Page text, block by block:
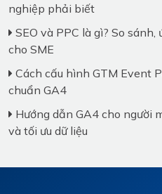
nghiệp phải biết
SEO và PPC là gì? So
cho SME
Cách cấu hình GTM Event
chuẩn GA4
Hướng dẫn GA4 cho người
và tối ưu dữ liệu